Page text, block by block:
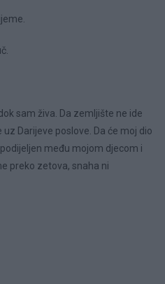
sam živa. Da zemljište ne ide
Darijeve poslove. Da će moj dio
među mojom djecom i
preko zetova, snaha ni